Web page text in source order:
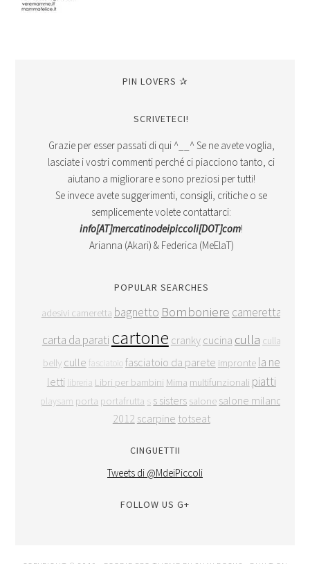
PIN LOVERS ✰
SCRIVETECI!
Grazie per esser passati di qui ^__^ Se ne avete voglia,
lasciate i vostri commenti perché ci piacciono tanto, ci
aiutano a migliorare e sono preziosi per tutti!
Se invece avete suggerimenti, consigli, critiche o se
semplicemente volete contattarci:
info[AT]mercatinodeipiccoli[DOT]com!
Arianna (Akari) & Federica (MeElaT)
POPULAR SEARCHES
adesivi cameretta bagnetto Bomboniere cameretta
carta da parati cartone cranky cucina culla culla
belly culle fasciatoiofasciatoio da parete impronte la ne
letti libreria Libri per bambini Mima multifunzionali piatti
playsam porta portafrutta s s sisters salone salone milano
2012 scarpine totseat
CINGUETTII
Tweets di @MdeiPiccoli
FOLLOW US G+